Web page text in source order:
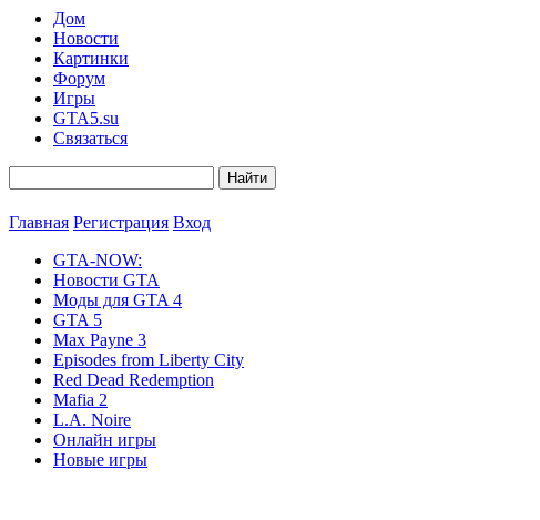
Дом
Новости
Картинки
Форум
Игры
GTA5.su
Связаться
Главная Регистрация Вход
GTA-NOW:
Новости GTA
Моды для GTA 4
GTA 5
Max Payne 3
Episodes from Liberty City
Red Dead Redemption
Mafia 2
L.A. Noire
Онлайн игры
Новые игры